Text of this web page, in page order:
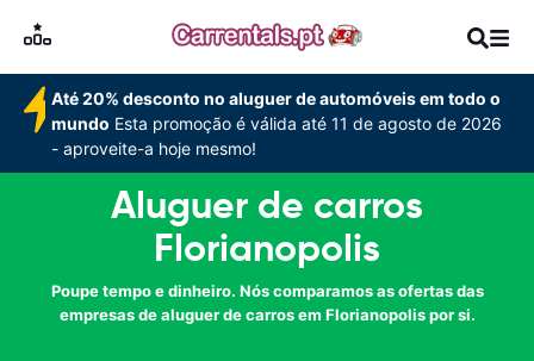
Até 20% desconto no aluguer de automóveis em todo o
mundo Esta promoção é válida até 11 de agosto de 2026
- aproveite-a hoje mesmo!
Aluguer de carros
Florianopolis
Poupe tempo e dinheiro. Nós comparamos as ofertas das
empresas de aluguer de carros em Florianopolis por si.